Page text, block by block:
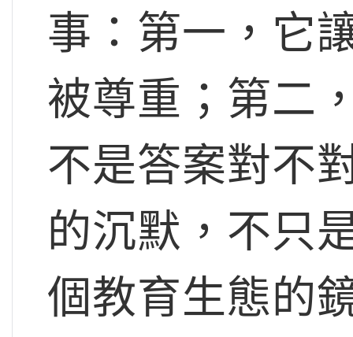
事：第一，它
被尊重；第二
不是答案對不
的沉默，不只
個教育生態的